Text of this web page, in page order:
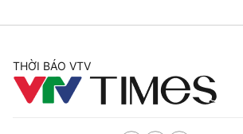
THỜI BÁO VTV